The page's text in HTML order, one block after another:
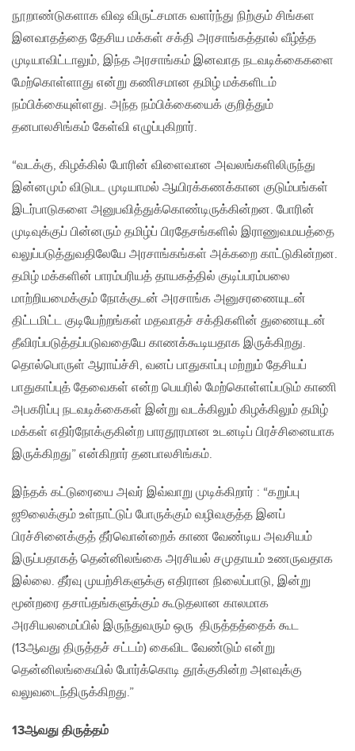
நூறாண்டுகளாக விஷ விருட்சமாக வளர்ந்து நிற்கும் சிங்கள
இனவாதத்தை தேசிய மக்கள் சக்தி அரசாங்கத்தால் வீழ்த்த
முடியாவிட்டாலும், இந்த அரசாங்கம் இனவாத நடவடிக்கைகளை
மேற்கொள்ளாது என்று கணிசமான தமிழ் மக்களிடம்
நம்பிக்கையுள்ளது. அந்த நம்பிக்கையைக் குறித்தும்
தனபாலசிங்கம் கேள்வி எழுப்புகிறார்.
“வடக்கு, கிழக்கில் போரின் விளைவான அவலங்களிலிருந்து
இன்னமும் விடுபட முடியாமல் ஆயிரக்கணக்கான குடும்பங்கள்
இடர்பாடுகளை அனுபவித்துக்கொண்டிருக்கின்றன. போரின்
முடிவுக்குப் பின்னரும் தமிழ்ப் பிரதேசங்களில் இராணுவமயத்தை
வலுப்படுத்துவதிலேயே அரசாங்கங்கள் அக்கறை காட்டுகின்றன.
தமிழ் மக்களின் பாரம்பரியத் தாயகத்தில் குடிப்பரம்பலை
மாற்றியமைக்கும் நோக்குடன் அரசாங்க அனுசரணையுடன்
திட்டமிட்ட குடியேற்றங்கள் மதவாதச் சக்திகளின் துணையுடன்
தீவிரப்படுத்தப்படுவதையே காணக்கூடியதாக இருக்கிறது.
தொல்பொருள் ஆராய்ச்சி, வனப் பாதுகாப்பு மற்றும் தேசியப்
பாதுகாப்புத் தேவைகள் என்ற பெயரில் மேற்கொள்ளப்படும் காணி
அபகரிப்பு நடவடிக்கைகள் இன்று வடக்கிலும் கிழக்கிலும் தமிழ்
மக்கள் எதிர்நோக்குகின்ற பாரதூரமான உடனடிப் பிரச்சினையாக
இருக்கிறது” என்கிறார் தனபாலசிங்கம்.
இந்தக் கட்டுரையை அவர் இவ்வாறு முடிக்கிறார் : “கறுப்பு
ஜூலைக்கும் உள்நாட்டுப் போருக்கும் வழிவகுத்த இனப்
பிரச்சினைக்குத் தீர்வொன்றைக் காண வேண்டிய அவசியம்
இருப்பதாகத் தென்னிலங்கை அரசியல் சமுதாயம் உணருவதாக
இல்லை. தீர்வு முயற்சிகளுக்கு எதிரான நிலைப்பாடு, இன்று
மூன்றரை தசாப்தங்களுக்கும் கூடுதலான காலமாக
அரசியலமைப்பில் இருந்துவரும் ஒரு திருத்தத்தைக் கூட
(13ஆவது திருத்தச் சட்டம்) கைவிட வேண்டும் என்று
தென்னிலங்கையில் போர்க்கொடி தூக்குகின்ற அளவுக்கு
வலுவடைந்திருக்கிறது.”
13ஆவது திருத்தம்